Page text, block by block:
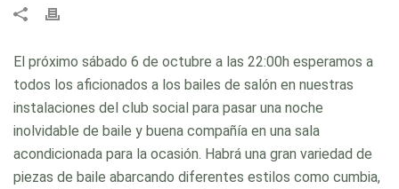
El próximo sábado 6 de octubre a las 22:00h esperamos a
todos los aficionados a los bailes de salón en nuestras
instalaciones del club social para pasar una noche
inolvidable de baile y buena compañía en una sala
acondicionada para la ocasión. Habrá una gran variedad de
piezas de baile abarcando diferentes estilos como cumbia,